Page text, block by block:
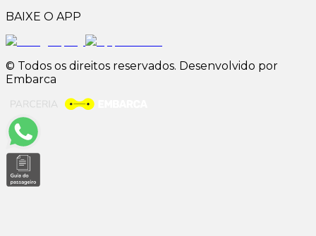
BAIXE O APP
© Todos os direitos reservados. Desenvolvido por
Embarca